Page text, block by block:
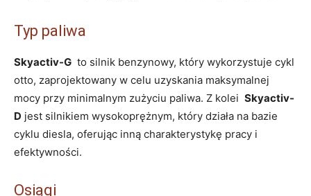
Typ ⁤paliwa
Skyactiv-G ‍ to silnik benzynowy, który wykorzystuje cykl⁣
otto, zaprojektowany w celu uzyskania maksymalnej
mocy przy ⁣minimalnym zużyciu ⁤paliwa. Z kolei ‍ Skyactiv-
D jest silnikiem wysokoprężnym, który⁢ działa⁢ na bazie
cyklu diesla, oferując inną charakterystykę pracy i
⁢efektywności.
Osiągi